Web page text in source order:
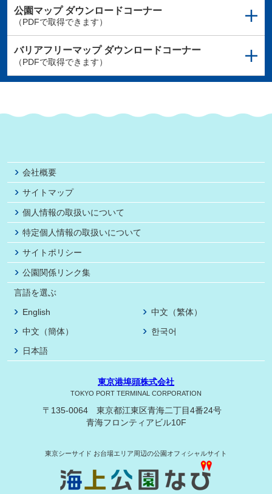
公園マップダウンロードコーナー
（PDFで取得できます）
バリアフリーマップダウンロードコーナー
（PDFで取得できます）
会社概要
サイトマップ
個人情報の取扱いについて
特定個人情報の取扱いについて
サイトポリシー
公園関係リンク集
言語を選ぶ
English
中文（繁体）
中文（簡体）
한국어
日本語
東京港埠頭株式会社
TOKYO PORT TERMINAL CORPORATION
〒135-0064 東京都江東区青海二丁目4番24号
青海フロンティアビル10F
東京シーサイド お台場エリア周辺の公園オフィシャルサイト